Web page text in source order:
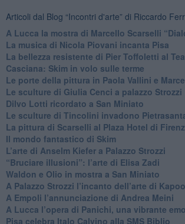
Articoli dal Blog “Incontri d'arte” di Riccardo
A Lucca la mostra di Marcello Scarselli
​La musica di Nicola Piovani incanta Pisa
​La bellezza resistente di Pier Toffoletti al
​Casciana: Skim in volo sulle terme
​Le porte della pittura in Paola Vallini e
​Le sculture di Giulia Cenci a palazzo Strozzi
​Dilvo Lotti ricordato a San Miniato
​Le sculture di Tincolini invadono
La pittura di Scarselli al Plaza Hotel di
​Il mondo fantastico di Skim
​L’arte di Anselm Kiefer a Palazzo Strozzi
​“Bruciare illusioni”: l’arte di Elisa Zadi
​Waldon e Olio in mostra a San Miniato
​A Palazzo Strozzi l’incanto dell’arte di
​A Empoli l’annunciazione di Andrea Meini
A Lucca l’opera di Panichi, una vibrante
Pisa celebra Italo Calvino alla SMS Biblio